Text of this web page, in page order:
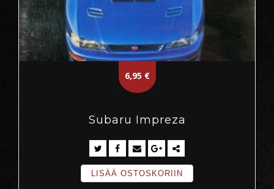
6,95 €
Subaru Impreza
LISÄÄ OSTOSKORIIN